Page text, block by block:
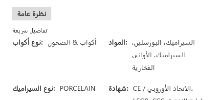
نظرة عامة
تفاصيل سريعة
نوع أكواب: أكواب & الصحون المواد: السيراميك، البورسلين،
السيراميك، الأواني
الفخارية
نوع السيراميك: PORCELAIN شهادة: CE / الاتحاد الأوروبي،